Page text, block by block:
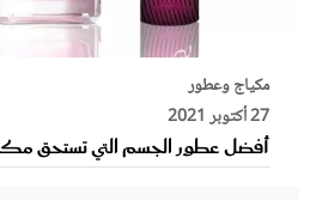
مكياج وعطور
27 أكتوبر 2021
أفضل عطور الجسم التي تستحق